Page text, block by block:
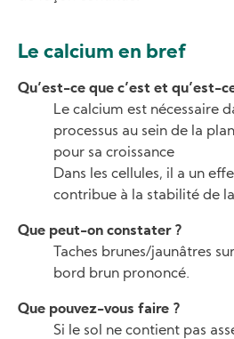
Le calcium en bref
Qu’est-ce que c’est et qu’est-
Le calcium est nécessaire
processus au sein de la
pour sa croissance
Dans les cellules, il a un
contribue à la stabilité de
Que peut-on constater ?
Taches brunes/jaunâtres
bord brun prononcé.
Que pouvez-vous faire ?
Si le sol ne contient pas